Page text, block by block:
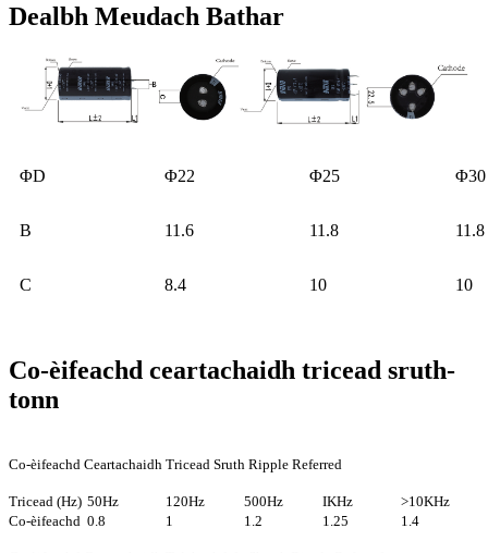
Dealbh Meudach Bathar
ΦD Φ22 Φ25 Φ30
B 11.6 11.8 11.8
C 8.4 10 10
Co-èifeachd ceartachaidh tricead sruth-
tonn
Co-èifeachd Ceartachaidh Tricead Sruth Ripple Referred
Tricead (Hz) 50Hz 120Hz 500Hz IKHz
>10KHz
Co-èifeachd 0.8 1 1.2 1.25 1.4